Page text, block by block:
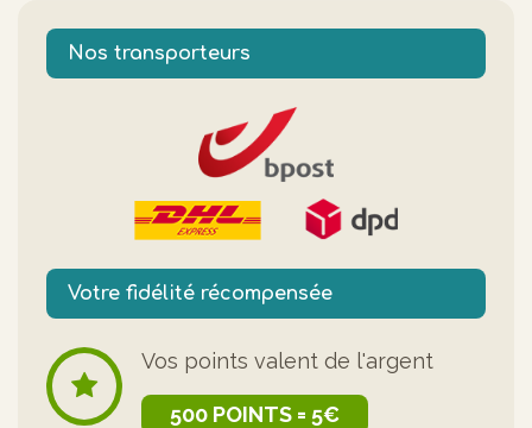
Nos transporteurs
Votre fidélité récompensée
Vos points valent de l'argent
500 POINTS = 5€